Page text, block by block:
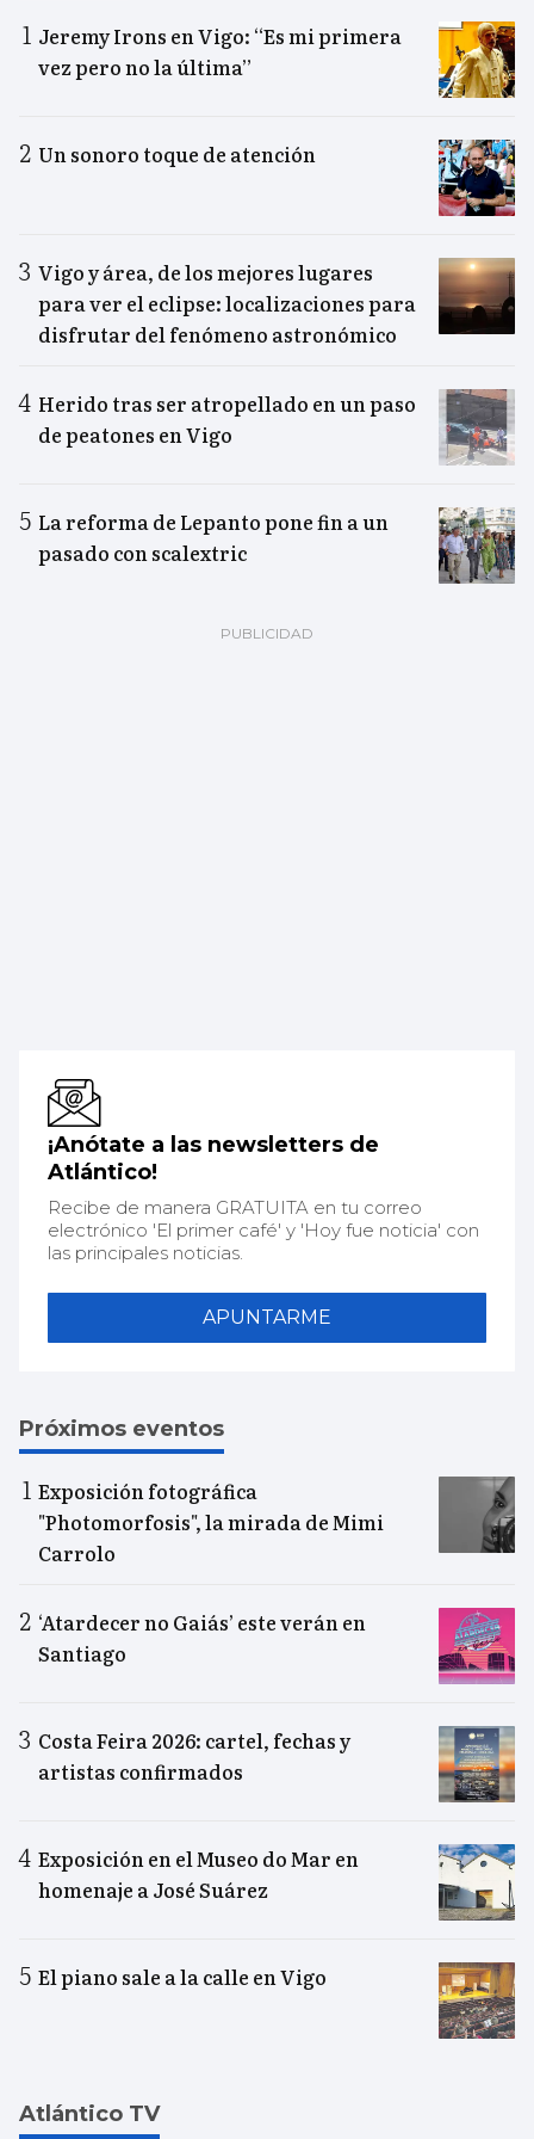
Jeremy Irons en Vigo: “Es mi primera
vez pero no la última”
Un sonoro toque de atención
Vigo y área, de los mejores lugares
para ver el eclipse: localizaciones para
disfrutar del fenómeno astronómico
Herido tras ser atropellado en un paso
de peatones en Vigo
La reforma de Lepanto pone fin a un
pasado con scalextric
¡Anótate a las newsletters de
Atlántico!
Recibe de manera GRATUITA en tu correo
electrónico 'El primer café' y 'Hoy fue noticia' con
las principales noticias.
APUNTARME
Próximos eventos
Exposición fotográfica
"Photomorfosis", la mirada de Mimi
Carrolo
‘Atardecer no Gaiás’ este verán en
Santiago
Costa Feira 2026: cartel, fechas y
artistas confirmados
Exposición en el Museo do Mar en
homenaje a José Suárez
El piano sale a la calle en Vigo
Atlántico TV